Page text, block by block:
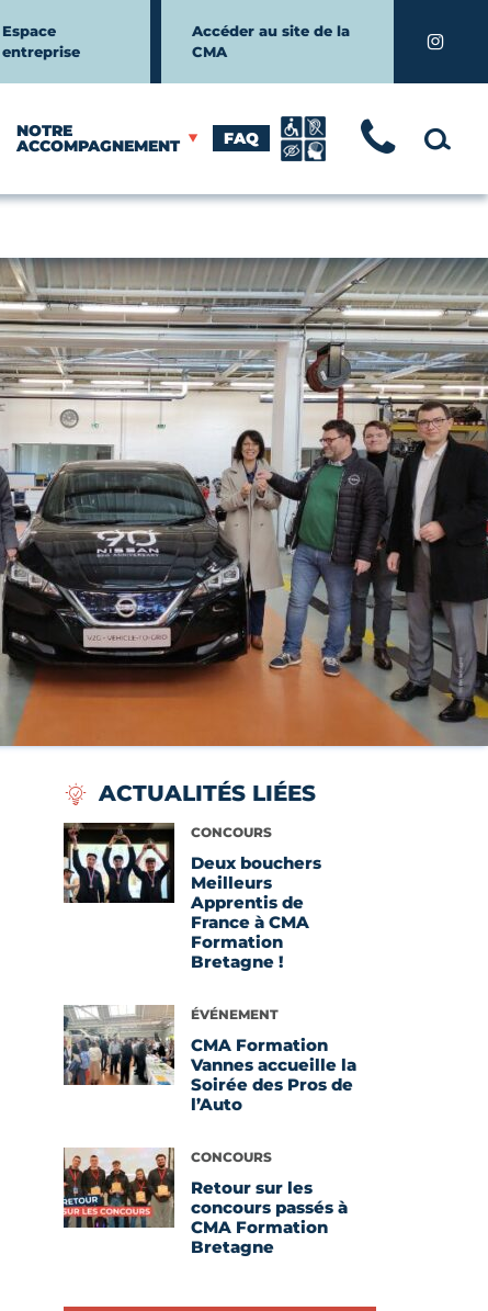
Espace
entreprise
Accéder au site de la
CMA
NOTRE
ACCOMPAGNEMENT FAQ
ACTUALITÉS LIÉES
CONCOURS
Deux bouchers
Meilleurs
Apprentis de
France à CMA
Formation
Bretagne !
Voir l'article
ÉVÉNEMENT
CMA Formation
Vannes accueille la
Soirée des Pros de
l’Auto
Voir l'article
CONCOURS
Retour sur les
concours passés à
CMA Formation
Bretagne
Voir l'article